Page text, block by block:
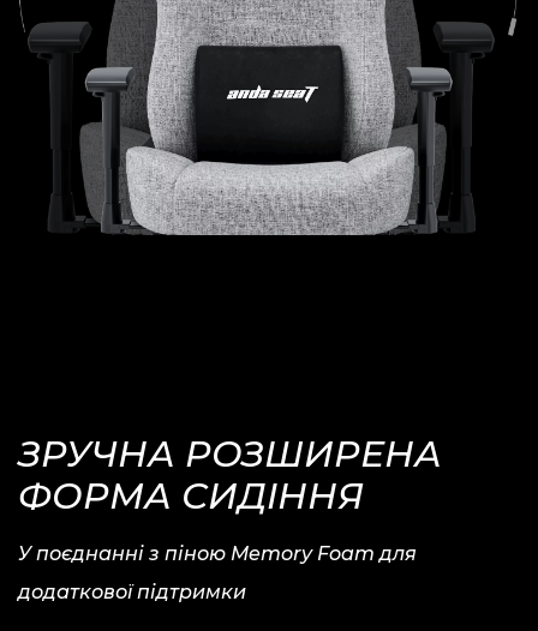
ЗРУЧНА РОЗШИРЕНА
ФОРМА СИДІННЯ
У поєднанні з піною Memory Foam для
додаткової підтримки